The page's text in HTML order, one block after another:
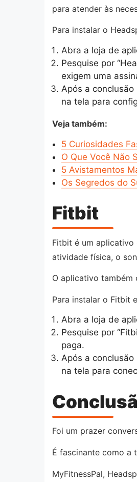
para atender às
Para instalar o
Abra a loja de
Pesquise por
exigem uma
Após a
na tela para
Veja também:
5 Curiosidades
O Que Você Não
5 Avistamentos
Os Segredos do
Fitbit
Fitbit é um aplicativo
atividade física, o
O aplicativo também
Para instalar o Fitbit
Abra a loja de
Pesquise por
paga.
Após a
na tela para
Foi um prazer
É fascinante como a
MyFitnessPal,